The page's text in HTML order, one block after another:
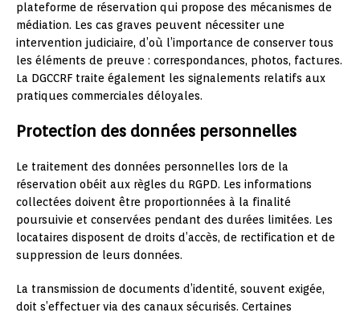
plateforme de réservation qui propose des mécanismes de
médiation. Les cas graves peuvent nécessiter une
intervention judiciaire, d’où l’importance de conserver tous
les éléments de preuve : correspondances, photos, factures.
La DGCCRF traite également les signalements relatifs aux
pratiques commerciales déloyales.
Protection des données personnelles
Le traitement des données personnelles lors de la
réservation obéit aux règles du RGPD. Les informations
collectées doivent être proportionnées à la finalité
poursuivie et conservées pendant des durées limitées. Les
locataires disposent de droits d’accès, de rectification et de
suppression de leurs données.
La transmission de documents d’identité, souvent exigée,
doit s’effectuer via des canaux sécurisés. Certaines